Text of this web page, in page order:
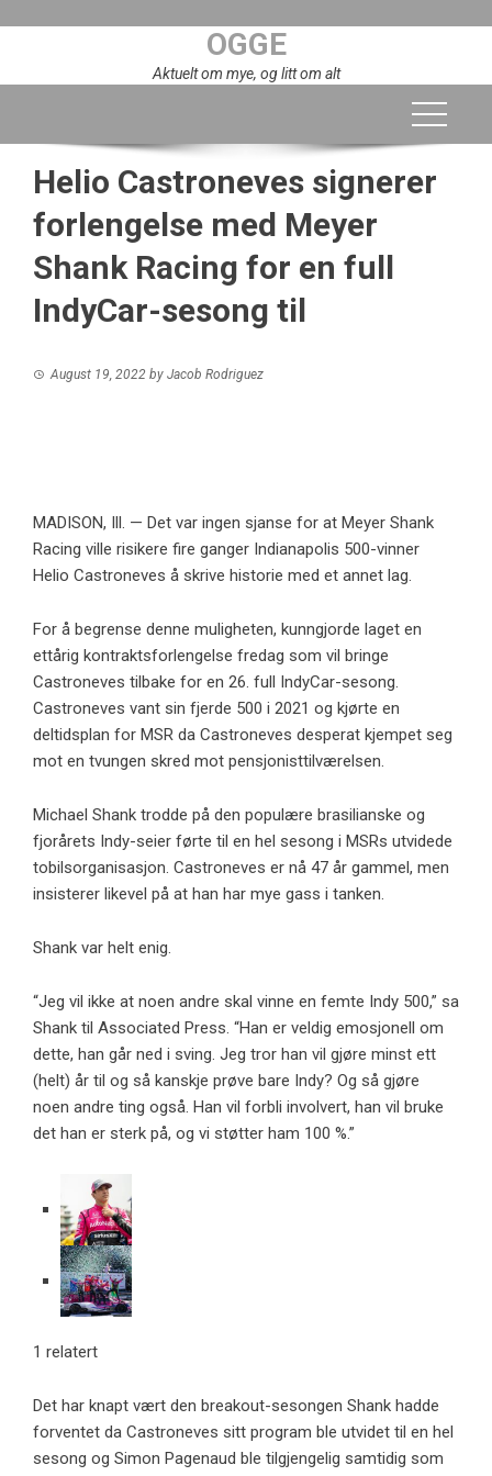
OGGE
Aktuelt om mye, og litt om alt
Helio Castroneves signerer
forlengelse med Meyer
Shank Racing for en full
IndyCar-sesong til
August 19, 2022 by Jacob Rodriguez
MADISON, Ill. — Det var ingen sjanse for at Meyer Shank
Racing ville risikere fire ganger Indianapolis 500-vinner
Helio Castroneves å skrive historie med et annet lag.
For å begrense denne muligheten, kunngjorde laget en
ettårig kontraktsforlengelse fredag ​​som vil bringe
Castroneves tilbake for en 26. full IndyCar-sesong.
Castroneves vant sin fjerde 500 i 2021 og kjørte en
deltidsplan for MSR da Castroneves desperat kjempet seg
mot en tvungen skred mot pensjonisttilværelsen.
Michael Shank trodde på den populære brasilianske og
fjorårets Indy-seier førte til en hel sesong i MSRs utvidede
tobilsorganisasjon. Castroneves er nå 47 år gammel, men
insisterer likevel på at han har mye gass i tanken.
Shank var helt enig.
“Jeg vil ikke at noen andre skal vinne en femte Indy 500,” sa
Shank til Associated Press. “Han er veldig emosjonell om
dette, han går ned i sving. Jeg tror han vil gjøre minst ett
(helt) år til og så kanskje prøve bare Indy? Og ​​så gjøre
noen andre ting også. Han vil forbli involvert, han vil bruke
det han er sterk på, og vi støtter ham 100 %.”
1 relatert
Det har knapt vært den breakout-sesongen Shank hadde
forventet da Castroneves sitt program ble utvidet til en hel
sesong og Simon Pagenaud ble tilgjengelig samtidig som